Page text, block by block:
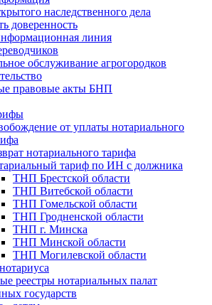
наследственного дела
доверенность
линия
обслуживание агрогородков
правовые акты БНП
от уплаты нотариального
нотариального тарифа
тариф по ИН с должника
ТНП Брестской области
ТНП Витебской области
ТНП Гомельской области
ТНП Гродненской области
ТНП г. Минска
ТНП Минской области
ТНП Могилевской области
реестры нотариальных палат
государств